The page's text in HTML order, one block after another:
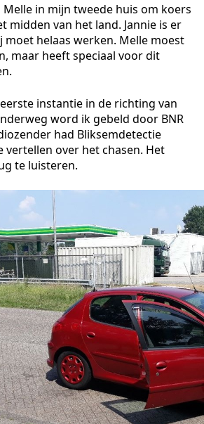
in mijn tweede huis om koers
midden van het land. Jannie is er
moet helaas werken. Melle moest
maar heeft speciaal voor dit
instantie in de richting van
word ik gebeld door BNR
had Bliksemdetectie
vertellen over het chasen. Het
te luisteren.